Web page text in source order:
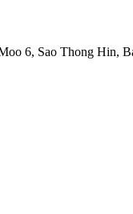
6, Sao Thong